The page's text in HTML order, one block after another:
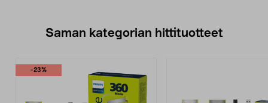
Saman kategorian hittituotteet
-23%